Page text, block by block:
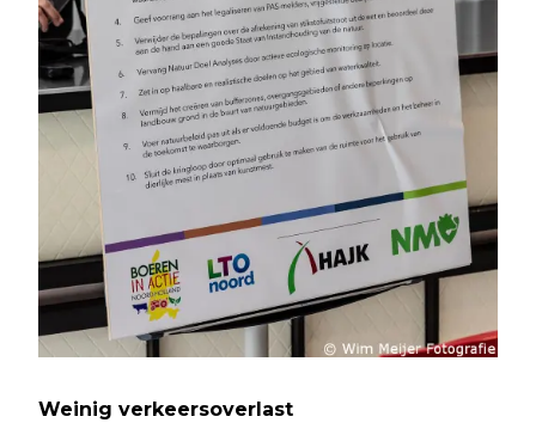
Weinig verkeersoverlast